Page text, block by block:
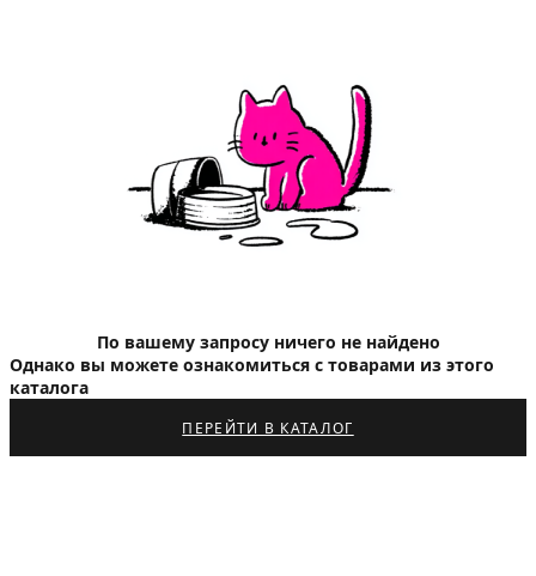
По вашему запросу ничего не найдено
Однако вы можете ознакомиться с товарами из этого
каталога
ПЕРЕЙТИ В КАТАЛОГ